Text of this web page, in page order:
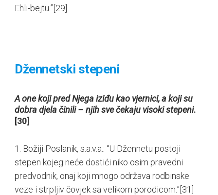
Ehli-bejtu.”[29]
Džennetski stepeni
A one koji pred Njega iziđu kao vjernici, a koji su
dobra djela činili – njih sve čekaju visoki stepeni.
[30]
1. Božiji Poslanik, s.a.v.a.: “U Džennetu postoji
stepen kojeg neće dostići niko osim pravedni
predvodnik, onaj koji mnogo održava rodbinske
veze i strpljiv čovjek sa velikom porodicom.”[31]